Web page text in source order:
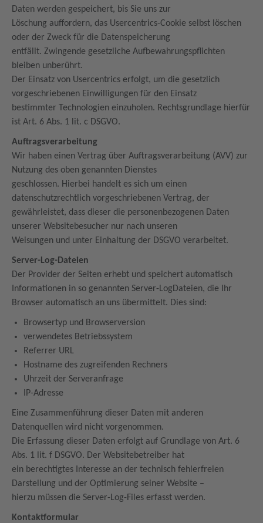
Daten werden gespeichert, bis Sie uns zur
Löschung auffordern, das Usercentrics-Cookie selbst löschen
oder der Zweck für die Datenspeicherung
entfällt. Zwingende gesetzliche Aufbewahrungspflichten
bleiben unberührt.
Der Einsatz von Usercentrics erfolgt, um die gesetzlich
vorgeschriebenen Einwilligungen für den Einsatz
bestimmter Technologien einzuholen. Rechtsgrundlage hierfür
ist Art. 6 Abs. 1 lit. c DSGVO.
Auftragsverarbeitung
Wir haben einen Vertrag über Auftragsverarbeitung (AVV) zur
Nutzung des oben genannten Dienstes
geschlossen. Hierbei handelt es sich um einen
datenschutzrechtlich vorgeschriebenen Vertrag, der
gewährleistet, dass dieser die personenbezogenen Daten
unserer Websitebesucher nur nach unseren
Weisungen und unter Einhaltung der DSGVO verarbeitet.
Server-Log-Dateien
Der Provider der Seiten erhebt und speichert automatisch
Informationen in so genannten Server-LogDateien, die Ihr
Browser automatisch an uns übermittelt. Dies sind:
Browsertyp und Browserversion
verwendetes Betriebssystem
Referrer URL
Hostname des zugreifenden Rechners
Uhrzeit der Serveranfrage
IP-Adresse
Eine Zusammenführung dieser Daten mit anderen
Datenquellen wird nicht vorgenommen.
Die Erfassung dieser Daten erfolgt auf Grundlage von Art. 6
Abs. 1 lit. f DSGVO. Der Websitebetreiber hat
ein berechtigtes Interesse an der technisch fehlerfreien
Darstellung und der Optimierung seiner Website –
hierzu müssen die Server-Log-Files erfasst werden.
Kontaktformular